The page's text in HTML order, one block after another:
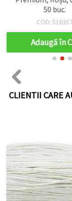
50 buc.
COD:
Adaugă în
CLIENTII CARE